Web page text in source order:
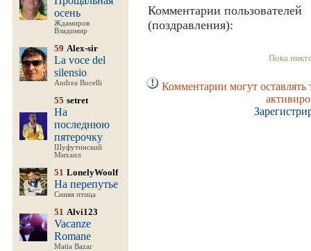
осень
Ждамиров
Владимир
59 Alex-sir
La voce del
silensio
Andrea Bocelli
55 setret
На
последнюю
пятерочку
Шуфутинский
Михаил
51 LonelyWoolf
На перепутье
Синяя птица
51 Alvi123
Vacanze
Romane
Matia Bazar
Комментарии пользователей
(поздравления):
Пока
Комментарии могут оставлять